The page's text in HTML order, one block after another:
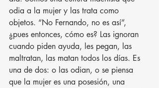
odia a la mujer y las trata como
objetos. “No Fernando, no es así”,
¿pues entonces, cómo es? Las ignoran
cuando piden ayuda, les pegan, las
maltratan, las matan todos los días. Es
una de dos: o las odian, o se piensa
que la mujer es una posesión, una